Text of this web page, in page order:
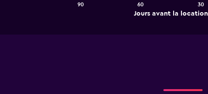
The
Jours avant la location
90 60 30